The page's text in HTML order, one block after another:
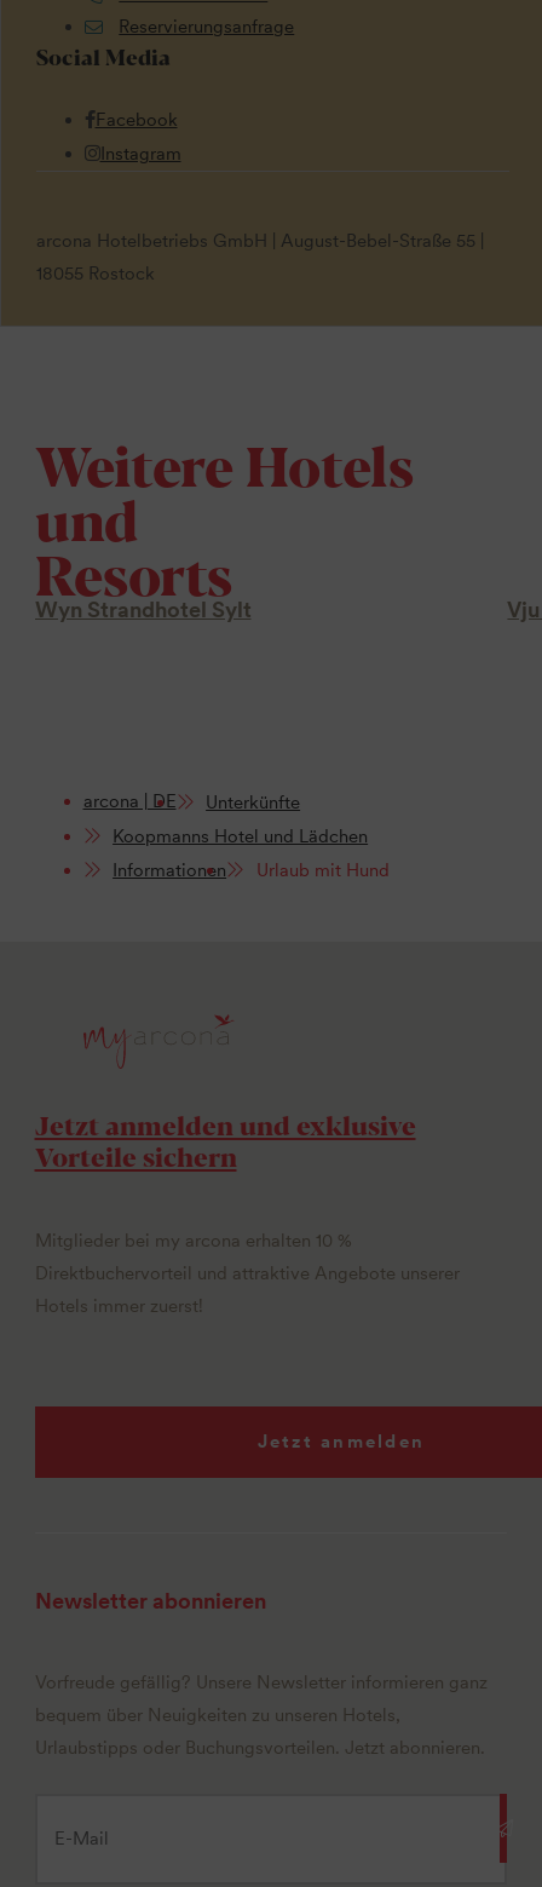
Reservierungsanfrage
Social Media
Facebook
Instagram
arcona Hotelbetriebs GmbH | August-Bebel-Straße 55 |
18055 Rostock
Weitere Hotels
und
Resorts
Wyn Strandhotel Sylt
arcona | DE
Unterkünfte
Koopmanns Hotel und Lädchen
Informationen
Urlaub mit Hund
Jetzt anmelden und exklusive
Vorteile sichern
Mitglieder bei my arcona erhalten 10 %
Direktbuchervorteil und attraktive Angebote unserer
Hotels immer zuerst!
Jetzt anmelden
Newsletter abonnieren
Vorfreude gefällig? Unsere Newsletter informieren ganz
bequem über Neuigkeiten zu unseren Hotels,
Urlaubstipps oder Buchungsvorteilen. Jetzt abonnieren.